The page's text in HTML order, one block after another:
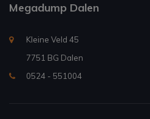
Megadump Dalen
Kleine Veld 45
7751 BG Dalen
0524 - 551004